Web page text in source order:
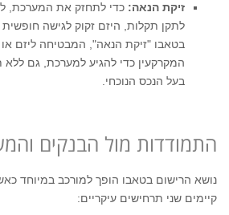
זיקת הנאה: כדי לתחזק את המערכת,
לתקן תקלות, היזם זקוק לגישה
בטאבו "זיקת הנאה", המבטיחה ליזם או
המקרקעין כדי להגיע למערכת, גם ללא
בעל הנכס הנוכחי.
התמודדות מול הבנקים
נושא הרישום בטאבו הופך למורכב במיוחד
קיימים שני תרחישים עיקריים: